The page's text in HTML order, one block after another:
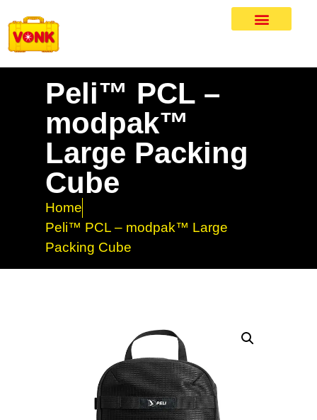
Peli™ PCL –
modpak™
Large Packing
Cube
Home
Peli™ PCL – modpak™ Large
Packing Cube